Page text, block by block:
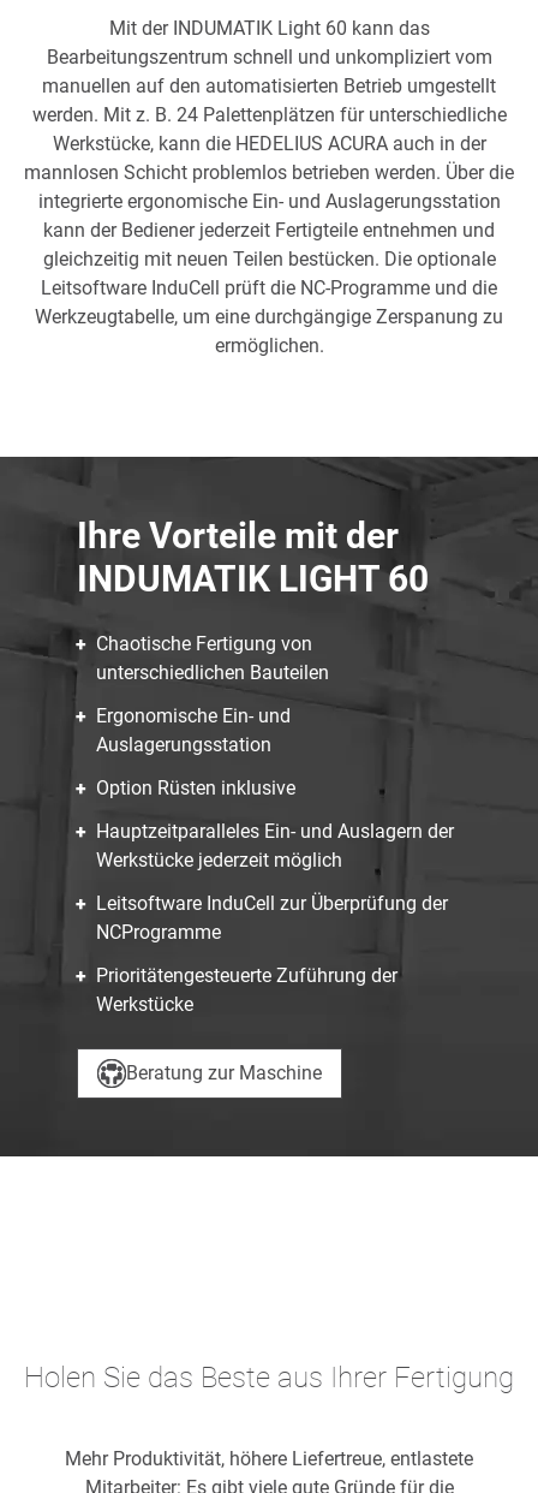
Mit der INDUMATIK Light 60 kann das
Bearbeitungszentrum schnell und unkompliziert vom
manuellen auf den automatisierten Betrieb umgestellt
werden. Mit z. B. 24 Palettenplätzen für unterschiedliche
Werkstücke, kann die HEDELIUS ACURA auch in der
mannlosen Schicht problemlos betrieben werden. Über die
integrierte ergonomische Ein- und Auslagerungsstation
kann der Bediener jederzeit Fertigteile entnehmen und
gleichzeitig mit neuen Teilen bestücken. Die optionale
Leitsoftware InduCell prüft die NC-Programme und die
Werkzeugtabelle, um eine durchgängige Zerspanung zu
ermöglichen.
Ihre Vorteile mit der
INDUMATIK LIGHT 60
Chaotische Fertigung von
unterschiedlichen Bauteilen
Ergonomische Ein- und
Auslagerungsstation
Option Rüsten inklusive
Hauptzeitparalleles Ein- und Auslagern der
Werkstücke jederzeit möglich
Leitsoftware InduCell zur Überprüfung der
NCProgramme
Prioritätengesteuerte Zuführung der
Werkstücke
Beratung zur Maschine
Holen Sie das Beste aus Ihrer Fertigung
Mehr Produktivität, höhere Liefertreue, entlastete
Mitarbeiter: Es gibt viele gute Gründe für die